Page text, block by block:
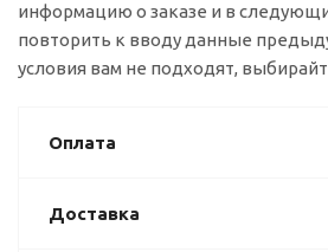
информацию о заказе и в
повторить к вводу данные
условия вам не подходят,
Оплата
Доставка